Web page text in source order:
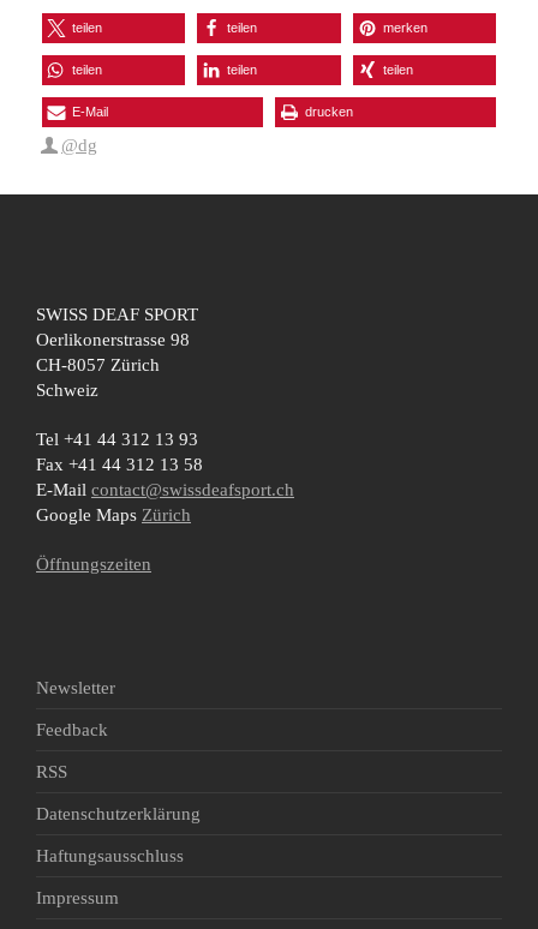
teilen teilen merken
teilen teilen teilen
E-Mail drucken
@dg
SWISS DEAF SPORT
Oerlikonerstrasse 98
CH-8057 Zürich
Schweiz
Tel +41 44 312 13 93
Fax +41 44 312 13 58
E-Mail contact@swissdeafsport.ch
Google Maps Zürich
Öffnungszeiten
Newsletter
Feedback
RSS
Datenschutzerklärung
Haftungsausschluss
Impressum